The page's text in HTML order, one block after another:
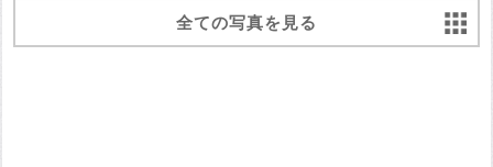
全ての写真を見る